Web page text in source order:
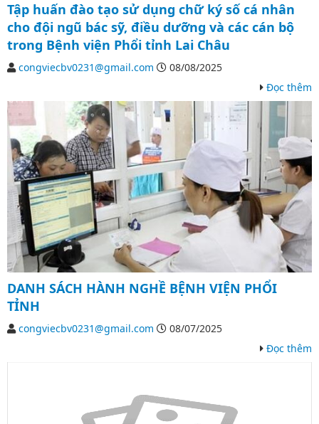
Tập huấn đào tạo sử dụng chữ ký số cá nhân
cho đội ngũ bác sỹ, điều dưỡng và các cán bộ
trong Bệnh viện Phổi tỉnh Lai Châu
congviecbv0231@gmail.com
08/08/2025
Đọc thêm
DANH SÁCH HÀNH NGHỀ BỆNH VIỆN PHỔI
TỈNH
congviecbv0231@gmail.com
08/07/2025
Đọc thêm